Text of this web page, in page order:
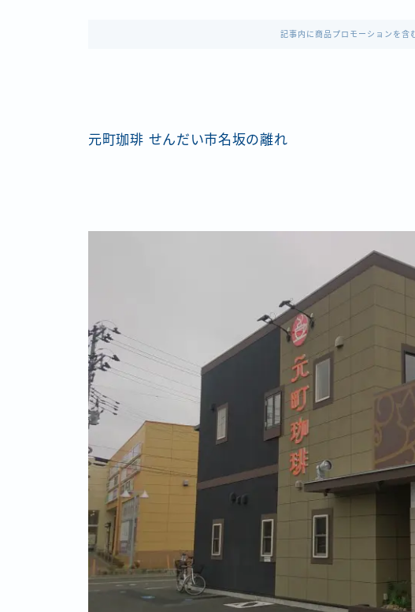
記事内に商品プロモーションを含
元町珈琲 せんだい市名坂の離れ